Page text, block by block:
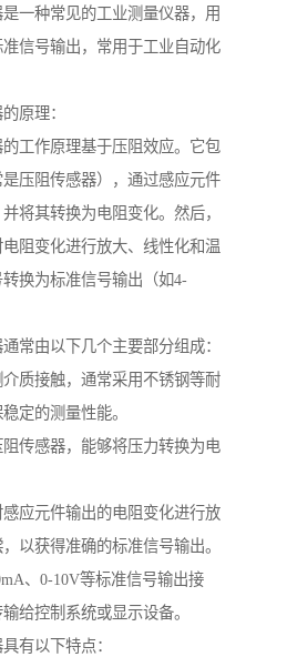
一种常见的工业测量仪器，用
信号输出，常用于工业自动化
原理：
工作原理基于压阻效应。它包
压阻传感器），通过感应元件
将其转换为电阻变化。然后，
阻变化进行放大、线性化和温
换为标准信号输出（如4-
常由以下几个主要部分组成：
质接触，通常采用不锈钢等耐
定的测量性能。
传感器，能够将压力转换为电
应元件输出的电阻变化进行放
以获得准确的标准信号输出。
、0-10V等标准信号输出接
给控制系统或显示设备。
有以下特点：